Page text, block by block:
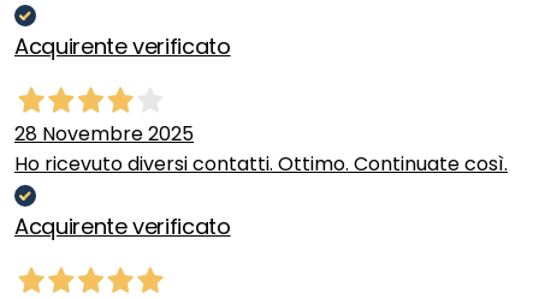
Acquirente verificato
28 Novembre 2025
Ho ricevuto diversi contatti. Ottimo. Continuate così.
Acquirente verificato